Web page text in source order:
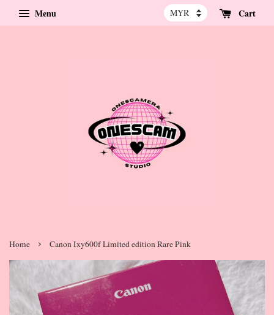
Menu Cart
Home › Canon Ixy600f Limited edition Rare Pink